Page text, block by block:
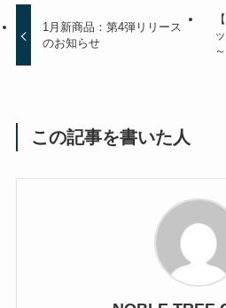
1月新商品：第4弾リリース
のお知らせ
～
この記事を書いた人